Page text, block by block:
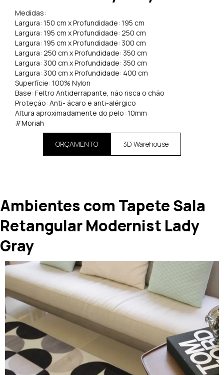
Medidas:
Largura: 150 cm x Profundidade: 195 cm
Largura: 195 cm x Profundidade: 250 cm
Largura: 195 cm x Profundidade: 300 cm
Largura: 250 cm x Profundidade: 350 cm
Largura: 300 cm x Profundidade: 350 cm
Largura: 300 cm x Profundidade: 400 cm
Superfície: 100% Nylon
Base: Feltro Antiderrapante, não risca o chão
Proteção: Anti- ácaro e anti-alérgico
Altura aproximadamente do pelo: 10mm
#Moriah
ORÇAMENTO 3D Warehouse
Ambientes com Tapete Sala
Retangular Modernist Lady
Gray